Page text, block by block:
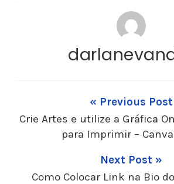
« Previous Post
Crie Artes e utilize a Gráfica
para Imprimir –
Next Post »
Como Colocar Link na Bio